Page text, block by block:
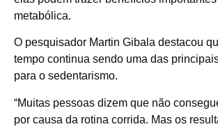
metabólica.
O pesquisador Martin Gibala destacou
tempo continua sendo uma das
para o sedentarismo.
“Muitas pessoas dizem que não
por causa da rotina corrida. Mas os